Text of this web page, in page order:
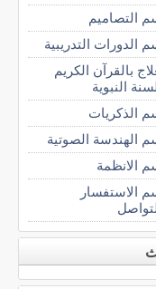
التصاميم
الدورات التدريبية
بالقرآن الكريم
النبوية
الذكريات
الهندسة الصوتية
الانظمة
الاستفسار